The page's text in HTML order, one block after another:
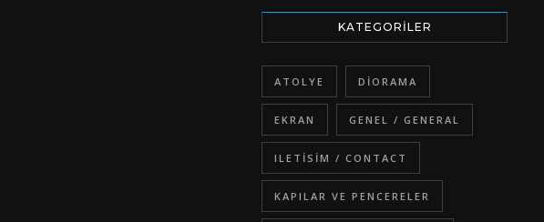
KATEGORILER
ATOLYE DIORAMA
EKRAN GENEL / GENERAL
ILETISIM / CONTACT
KAPILAR VE PENCERELER